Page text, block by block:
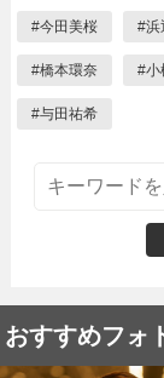
#今田美桜 #浜
#橋本環奈 #小
#与田祐希
おすすめフォ